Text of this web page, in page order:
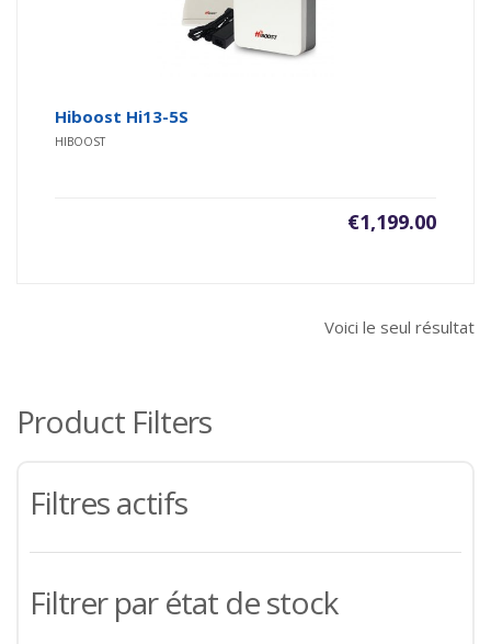
Hiboost Hi13-5S
HIBOOST
€1,199.00
Voici le seul résultat
Product Filters
Filtres actifs
Filtrer par état de stock